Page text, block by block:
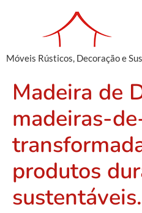
Móveis Rústicos, Decoração e
Madeira de
madeiras-
produtos
sustentáveis.